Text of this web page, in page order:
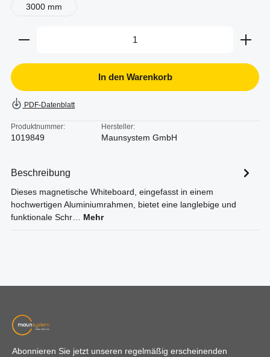
3000 mm
Produkt Anzahl: Gib den gewünschten Wert ein
In den Warenkorb
PDF-Datenblatt
Produktnummer:
1019849
Hersteller:
Maunsystem GmbH
Beschreibung
Dieses magnetische Whiteboard, eingefasst in einem
hochwertigen Aluminiumrahmen, bietet eine langlebige und
funktionale Schr… Mehr
Abonnieren Sie jetzt unseren regelmäßig erscheinenden